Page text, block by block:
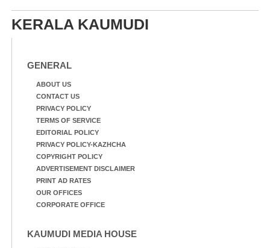
വെള്ളത്തിലൂടെ
KERALA KAUMUDI
GENERAL
ABOUT US
CONTACT US
PRIVACY POLICY
TERMS OF SERVICE
EDITORIAL POLICY
PRIVACY POLICY-KAZHCHA
COPYRIGHT POLICY
ADVERTISEMENT DISCLAIMER
PRINT AD RATES
OUR OFFICES
CORPORATE OFFICE
KAUMUDI MEDIA HOUSE